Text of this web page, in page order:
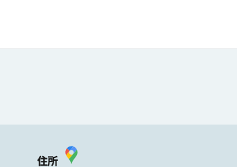
住所